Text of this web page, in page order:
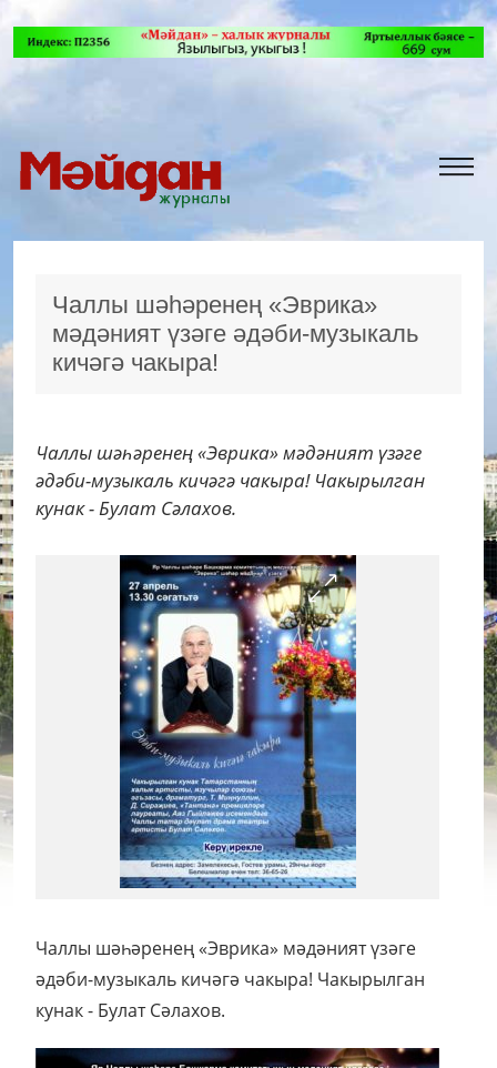
Чаллы шәһәренең «Эврика»
мәдәният үзәге әдәби-музыкаль
кичәгә чакыра!
Чаллы шәһәренең «Эврика» мәдәният үзәге
әдәби-музыкаль кичәгә чакыра! Чакырылган
кунак - Булат Сәлахов.
Чаллы шәһәренең «Эврика» мәдәният үзәге
әдәби-музыкаль кичәгә чакыра! Чакырылган
кунак - Булат Сәлахов.